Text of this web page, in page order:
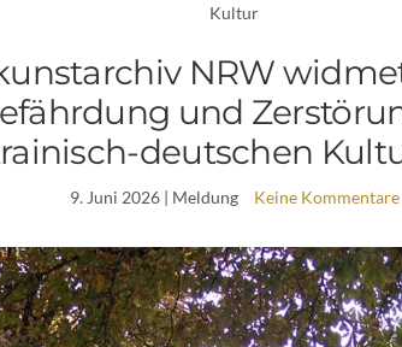
Kultur
NRW
und
deutschen
9. Juni 2026| Meldung Keine Kommentare